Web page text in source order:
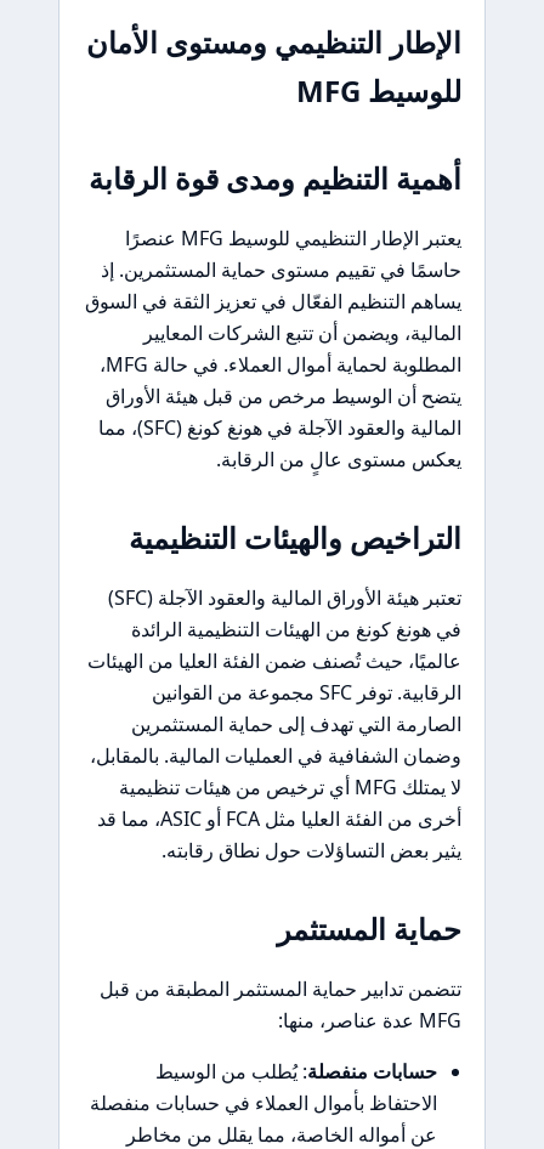
الإطار التنظيمي ومستوى الأمان
للوسيط MFG
أهمية التنظيم ومدى قوة الرقابة
يعتبر الإطار التنظيمي للوسيط MFG عنصرًا
حاسمًا في تقييم مستوى حماية المستثمرين. إذ
يساهم التنظيم الفعّال في تعزيز الثقة في السوق
المالية، ويضمن أن تتبع الشركات المعايير
المطلوبة لحماية أموال العملاء. في حالة MFG،
يتضح أن الوسيط مرخص من قبل هيئة الأوراق
المالية والعقود الآجلة في هونغ كونغ (SFC)، مما
يعكس مستوى عالٍ من الرقابة.
التراخيص والهيئات التنظيمية
تعتبر هيئة الأوراق المالية والعقود الآجلة (SFC)
في هونغ كونغ من الهيئات التنظيمية الرائدة
عالميًا، حيث تُصنف ضمن الفئة العليا من الهيئات
الرقابية. توفر SFC مجموعة من القوانين
الصارمة التي تهدف إلى حماية المستثمرين
وضمان الشفافية في العمليات المالية. بالمقابل،
لا يمتلك MFG أي ترخيص من هيئات تنظيمية
أخرى من الفئة العليا مثل FCA أو ASIC، مما قد
يثير بعض التساؤلات حول نطاق رقابته.
حماية المستثمر
تتضمن تدابير حماية المستثمر المطبقة من قبل
MFG عدة عناصر، منها:
حسابات منفصلة: يُطلب من الوسيط
الاحتفاظ بأموال العملاء في حسابات منفصلة
عن أمواله الخاصة، مما يقلل من مخاطر